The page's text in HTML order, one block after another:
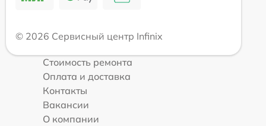
© 2026 Сервисный центр Infinix
Стоимость ремонта
Оплата и доставка
Контакты
Вакансии
О компании